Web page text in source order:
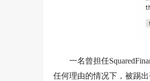
一名曾担任
任何理由的情况下，被踢